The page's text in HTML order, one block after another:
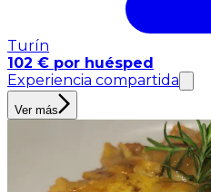
Turín
102 € por huésped
Experiencia compartida
Ver más